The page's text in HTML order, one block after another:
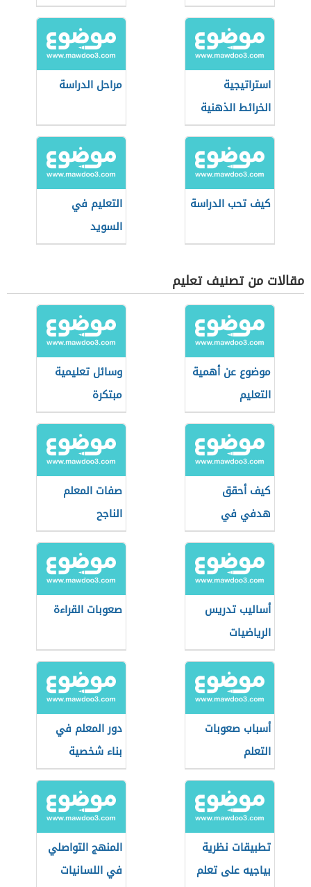
استراتيجية
الخرائط الذهنية
مراحل الدراسة
كيف تحب الدراسة
التعليم في
السويد
مقالات من تصنيف تعليم
موضوع عن أهمية
التعليم
وسائل تعليمية
مبتكرة
كيف أحقق
هدفي في
الدراسة
صفات المعلم
الناجح
أساليب تدريس
الرياضيات
صعوبات القراءة
أسباب صعوبات
التعلم
دور المعلم في
بناء شخصية
الطالب
تطبيقات نظرية
بياجيه على تعلم
المنهج التواصلي
في اللسانيات